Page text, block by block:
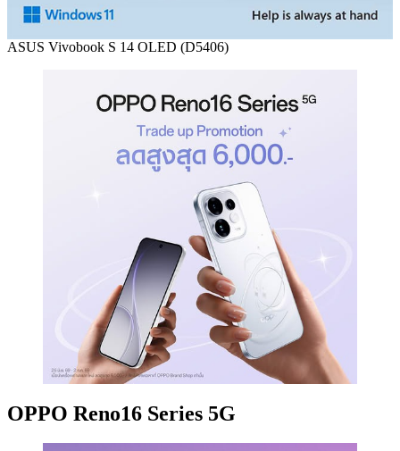
ASUS Vivobook S 14 OLED (D5406)
OPPO Reno16 Series 5G